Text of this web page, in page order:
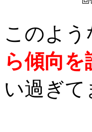
このよ
ら傾向を
い過ぎて